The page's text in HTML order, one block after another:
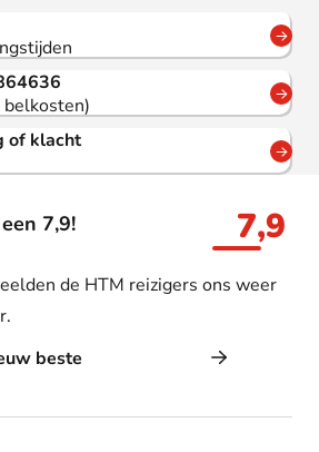
7,9! 7,9
de HTM reizigers ons weer
beste
of klacht